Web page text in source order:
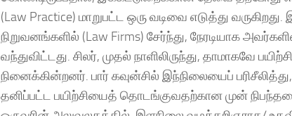
(Law Practice) மாறுபட்ட ஒரு வடிவை எடுத்து
நிறுவனங்களில் (Law Firms) சேர்ந்து, நேரடியாக
வந்துவிட்டது. சிலர், முதல் நாளிலிருந்து, தாமாகவே
நினைக்கின்றனர். பார் கவுன்சில் இந்நிலையைப்
தனிப்பட்ட பயிற்சியைத் தொடங்குவதற்கான முன்